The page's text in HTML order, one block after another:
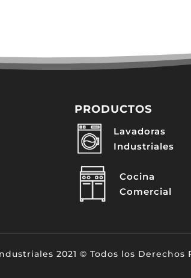
PRODUCTOS
Lavadoras
Industriales
Cocina
Comercial
2021 © Todos los Derechos